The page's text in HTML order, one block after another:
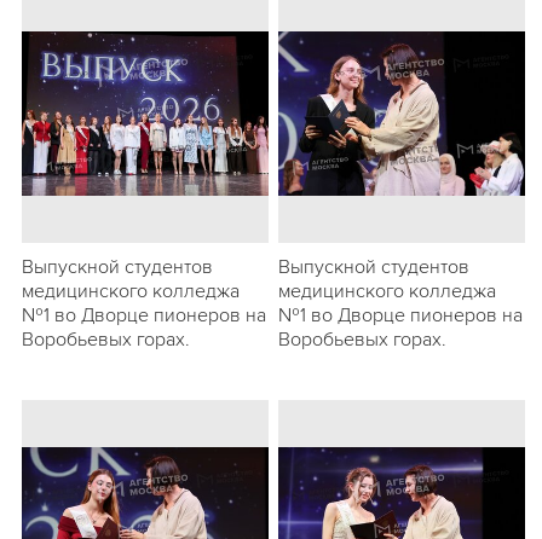
Выпускной студентов
медицинского колледжа
№1 во Дворце пионеров на
Воробьевых горах.
Выпускной студентов
медицинского колледжа
№1 во Дворце пионеров на
Воробьевых горах.